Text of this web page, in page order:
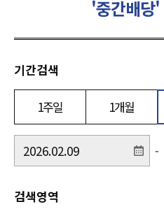
'중간배당'
기간검색
1주일 1개월
-
검색영역